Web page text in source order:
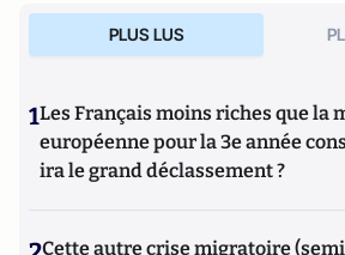
Projet: La stratégie de conquête et
musulmans en France et dans le monde
L'Artilleur).
PLUS LUS
1Les Français moins riches que la
européenne pour la 3e année
ira le grand déclassement ?
Cette autre crise migratoire